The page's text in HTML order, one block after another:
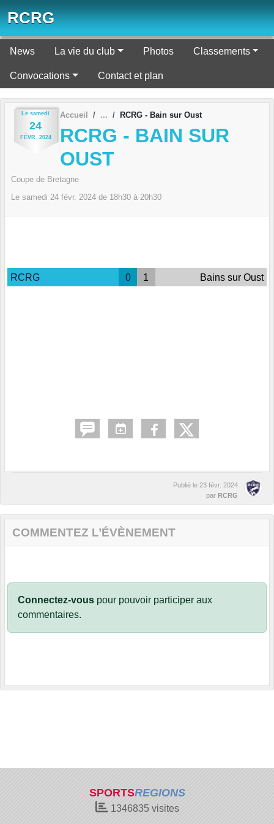
RCRG
News La vie du club Photos Classements
Convocations Contact et plan
Le samedi
24
FÉVR. 2024
Accueil RCRG - Bain sur Oust
RCRG - BAIN SUR
OUST
Coupe de Bretagne
Le samedi 24 févr. 2024 de 18h30 à 20h30
RCRG 0 1 Bains sur Oust
Publié le 23 févr. 2024
par RCRG
COMMENTEZ L’ÉVÈNEMENT
Connectez-vous pour pouvoir participer aux
commentaires.
SPORTSREGIONS
1346835 visites